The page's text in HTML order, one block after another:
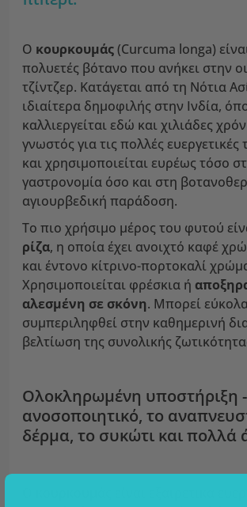
Ο κουρκουμάς(Curcuma longa)
πολυετές βότανο που ανήκει στην
τζίντζερ. Κατάγεται από τη Νότια
ιδιαίτερα δημοφιλής στην Ινδία,
καλλιεργείται εδώ και χιλιάδες
γνωστός για τις πολλές ευεργετικές
και χρησιμοποιείται ευρέως τόσο
γαστρονομία όσο και στη
αγιουρβεδική παράδοση.
Το πιο χρήσιμο μέρος του φυτού
ρίζα, η οποία έχει ανοιχτό καφέ
και έντονο κίτρινο-πορτοκαλί
Χρησιμοποιείται φρέσκια ή
αλεσμένη σε σκόνη. Μπορεί
συμπεριληφθεί στην καθημερινή
βελτίωση της συνολικής
Ολοκληρωμένη υποστήριξη -
ανοσοποιητικό, το
δέρμα, το συκώτι και πολλά